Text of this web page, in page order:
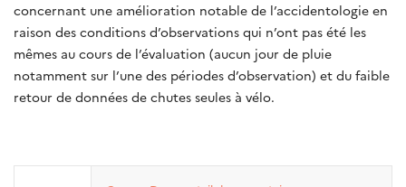
concernant une amélioration notable de l’accidentologie en
raison des conditions d’observations qui n’ont pas été les
mêmes au cours de l’évaluation (aucun jour de pluie
notamment sur l’une des périodes d’observation) et du faible
retour de données de chutes seules à vélo.